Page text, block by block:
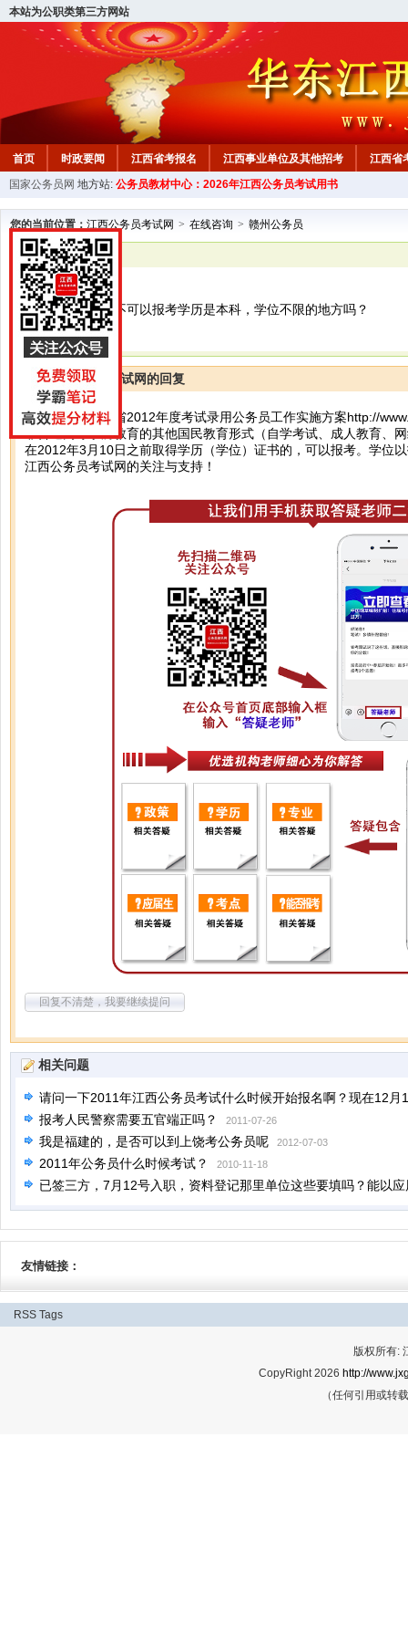
本站为公职类第三方网站
首页 时政要闻 江西省考报名 江西事业单位及其他招考 江西省
教材中心
国家公务员网 地方站: 公务员教材中心：2026年江西公务员考试用书
您的当前位置： 江西公务员考试网 > 在线咨询 > 赣州公务员
已解决
赣州公务员
有自考本科，可不可以报考学历是本科，学位不限的地方吗？
江西公务员考试网的回复
你好，按照江西省2012年度考试录用公务员工作实施方案http://
非普通高等学历教育的其他国民教育形式（自学考试、成人教育、
在2012年3月10日之前取得学历（学位）证书的，可以报考。学位
江西公务员考试网的关注与支持！
回复不清楚，我要继续提问
相关问题
请问一下2011年江西公务员考试什么时候开始报名啊？现在12月
10
报考人民警察需要五官端正吗？ 2011-07-26
我是福建的，是否可以到上饶考公务员呢 2012-07-03
2011年公务员什么时候考试？ 2010-11-18
已签三方，7月12号入职，资料登记那里单位这些要填吗？能以
友情链接：
RSS Tags
版权所有:
CopyRight 2026 http://
（任何引用或转